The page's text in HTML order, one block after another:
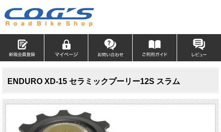
ENDURO XD-15 セラミックプーリー12S スラム